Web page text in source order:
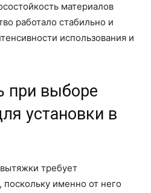
материалов
работало стабильно и
использования и
при выборе
установки в
требует
именно от него